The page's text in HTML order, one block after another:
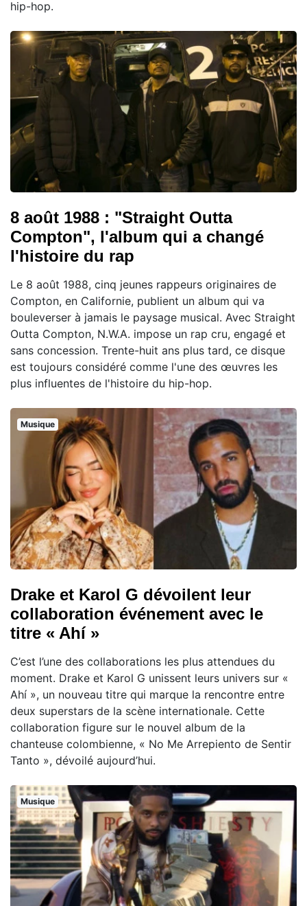
hip-hop.
8 août 1988 : "Straight Outta
Compton", l'album qui a changé
l'histoire du rap
Le 8 août 1988, cinq jeunes rappeurs originaires de
Compton, en Californie, publient un album qui va
bouleverser à jamais le paysage musical. Avec Straight
Outta Compton, N.W.A. impose un rap cru, engagé et
sans concession. Trente-huit ans plus tard, ce disque
est toujours considéré comme l'une des œuvres les
plus influentes de l'histoire du hip-hop.
Musique
Drake et Karol G dévoilent leur
collaboration événement avec le
titre « Ahí »
C’est l’une des collaborations les plus attendues du
moment. Drake et Karol G unissent leurs univers sur «
Ahí », un nouveau titre qui marque la rencontre entre
deux superstars de la scène internationale. Cette
collaboration figure sur le nouvel album de la
chanteuse colombienne, « No Me Arrepiento de Sentir
Tanto », dévoilé aujourd’hui.
Musique